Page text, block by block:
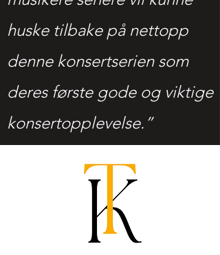
huske tilbake på nettopp
denne konsertserien som
deres første gode og viktige
konsertopplevelse.”